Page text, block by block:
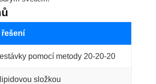
řešení
pomocí metody 20-20-20
složkou